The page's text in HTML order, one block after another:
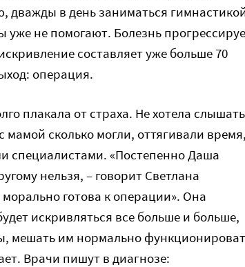
дважды в день заниматься
не помогают. Болезнь
составляет уже больше 70
операция.
плакала от страха. Не хотела слышать
сколько могли, оттягивали время,
специалистами. «Постепенно Даша
нельзя, – говорит Светлана
готова к операции». Она
искривляться все больше и больше,
мешать им нормально
Врачи пишут в диагнозе: